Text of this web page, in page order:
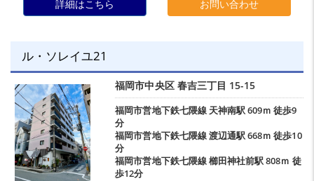
詳細はこちら お問い合わせ
ル・ソレイユ21
福岡市中央区 春吉三丁目 15-15
福岡市営地下鉄七隈線 天神南駅609ｍ 徒歩9
分
福岡市営地下鉄七隈線渡辺通駅668ｍ 徒歩10
分
福岡市営地下鉄七隈線櫛田神社前駅808ｍ 徒
歩12分